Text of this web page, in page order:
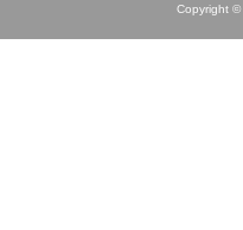
Copyright ©